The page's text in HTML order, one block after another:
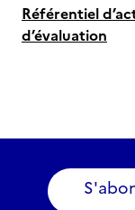
Référentiel
d’évaluation